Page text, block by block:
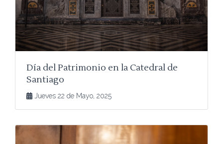
Día del Patrimonio en la Catedral de
Santiago
Jueves 22 de Mayo, 2025